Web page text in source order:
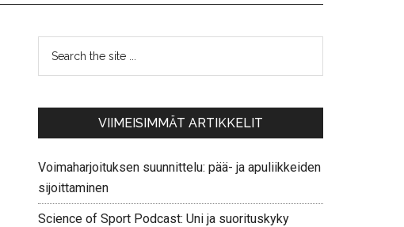
VIIMEISIMMÄT ARTIKKELIT
Voimaharjoituksen suunnittelu: pää- ja apuliikkeiden
sijoittaminen
Science of Sport Podcast: Uni ja suorituskyky